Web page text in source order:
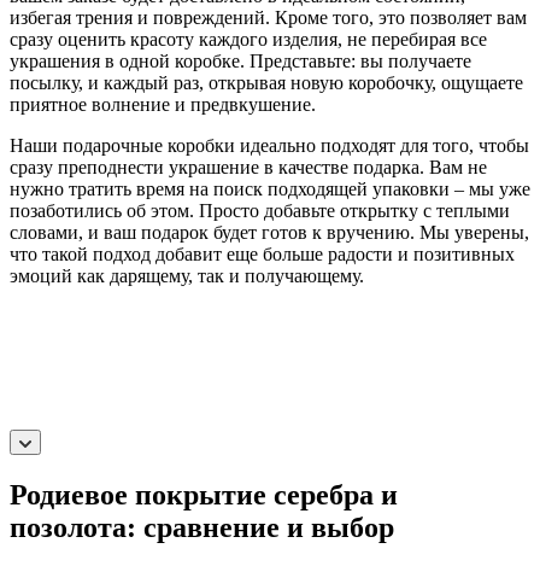
избегая трения и повреждений. Кроме того, это позволяет вам
сразу оценить красоту каждого изделия, не перебирая все
украшения в одной коробке. Представьте: вы получаете
посылку, и каждый раз, открывая новую коробочку, ощущаете
приятное волнение и предвкушение.
Наши подарочные коробки идеально подходят для того, чтобы
сразу преподнести украшение в качестве подарка. Вам не
нужно тратить время на поиск подходящей упаковки – мы уже
позаботились об этом. Просто добавьте открытку с теплыми
словами, и ваш подарок будет готов к вручению. Мы уверены,
что такой подход добавит еще больше радости и позитивных
эмоций как дарящему, так и получающему.
Родиевое покрытие серебра и
позолота: сравнение и выбор